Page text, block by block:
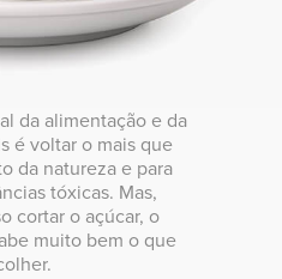
da alimentação e da
é voltar o mais que
da natureza e para
tóxicas. Mas,
cortar o açúcar, o
muito bem o que